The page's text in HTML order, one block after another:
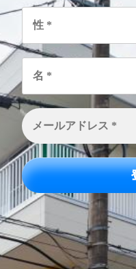
性
名
メ
ー
ル
ア
ド
レ
ス
*